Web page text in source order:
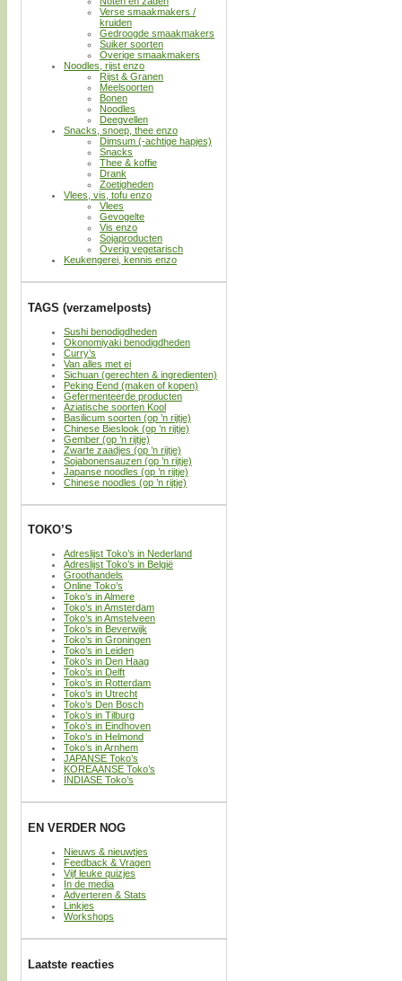
Verse smaakmakers /
kruiden
Gedroogde smaakmakers
Suiker soorten
Overige smaakmakers
Noodles, rijst enzo
Rijst & Granen
Meelsoorten
Bonen
Noodles
Deegvellen
Snacks, snoep, thee enzo
Dimsum (-achtige hapjes)
Snacks
Thee & koffie
Drank
Zoetigheden
Vlees, vis, tofu enzo
Vlees
Gevogelte
Vis enzo
Sojaproducten
Overig vegetarisch
Keukengerei, kennis enzo
TAGS (verzamelposts)
Sushi benodigdheden
Okonomiyaki benodigdheden
Curry’s
Van alles met ei
Sichuan (gerechten & ingredienten)
Peking Eend (maken of kopen)
Gefermenteerde producten
Aziatische soorten Kool
Basilicum soorten (op ’n rijtje)
Chinese Bieslook (op ’n rijtje)
Gember (op ’n rijtje)
Zwarte zaadjes (op ’n rijtje)
Sojabonensauzen (op ’n rijtje)
Japanse noodles (op ’n rijtje)
Chinese noodles (op ’n rijtje)
TOKO’S
Adreslijst Toko’s in Nederland
Adreslijst Toko’s in België
Groothandels
Online Toko’s
Toko’s in Almere
Toko’s in Amsterdam
Toko’s in Amstelveen
Toko’s in Beverwijk
Toko’s in Groningen
Toko’s in Leiden
Toko’s in Den Haag
Toko’s in Delft
Toko’s in Rotterdam
Toko’s in Utrecht
Toko’s Den Bosch
Toko’s in Tilburg
Toko’s in Eindhoven
Toko’s in Helmond
Toko’s in Arnhem
JAPANSE Toko’s
KOREAANSE Toko’s
INDIASE Toko’s
EN VERDER NOG
Nieuws & nieuwtjes
Feedback & Vragen
Vijf leuke quizjes
In de media
Adverteren & Stats
Linkjes
Workshops
Laatste reacties